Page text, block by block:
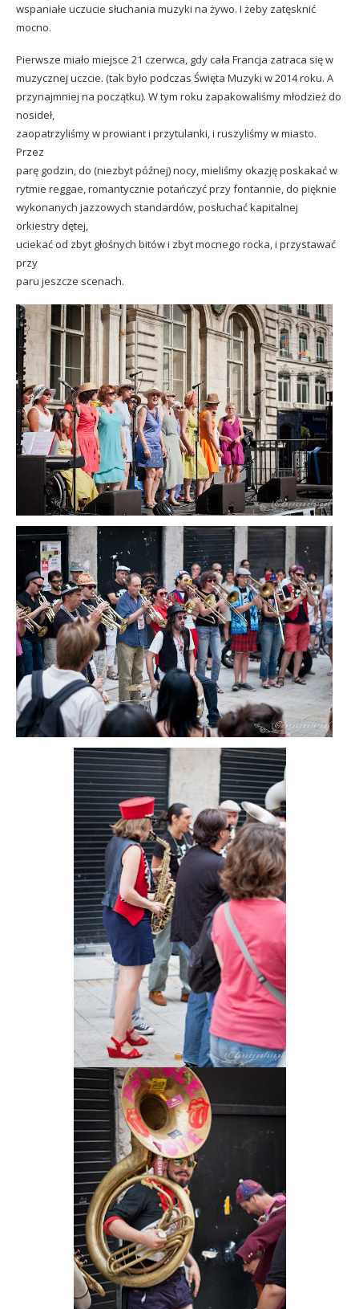
wspaniałe uczucie słuchania muzyki na żywo. I żeby zatęsknić
mocno.
Pierwsze miało miejsce 21 czerwca, gdy cała Francja zatraca się w
muzycznej uczcie. (tak było podczas Święta Muzyki w 2014 roku. A
przynajmniej na początku). W tym roku zapakowaliśmy młodzież do
nosideł,
zaopatrzyliśmy w prowiant i przytulanki, i ruszyliśmy w miasto.
Przez
parę godzin, do (niezbyt późnej) nocy, mieliśmy okazję poskakać w
rytmie reggae, romantycznie potańczyć przy fontannie, do pięknie
wykonanych jazzowych standardów, posłuchać kapitalnej
orkiestry dętej,
uciekać od zbyt głośnych bitów i zbyt mocnego rocka, i przystawać
przy
paru jeszcze scenach.